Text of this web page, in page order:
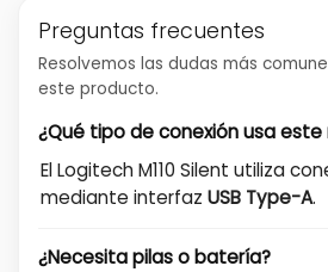
Preguntas frecuentes
Resolvemos las dudas más
este producto.
¿Qué tipo de conexión usa este
El Logitech M110 Silent utiliza
mediante interfaz USB Type-A.
¿Necesita pilas o batería?